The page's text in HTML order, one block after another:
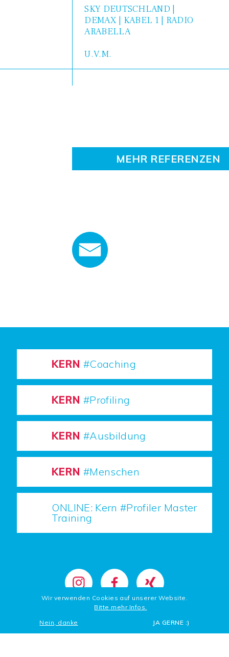
SKY DEUTSCHLAND |
DEMAX | KABEL 1 | RADIO
ARABELLA
U.V.M.
MEHR REFERENZEN
Footer
INSTAGRAM FACEBOOK PODCAST
KERN #Coaching
KERN #Profiling
KERN #Ausbildung
KERN #Menschen
ONLINE: Kern #Profiler Master
Training
Wir verwenden Cookies auf unserer Website.
Bitte mehr Infos.
Nein, danke
JA GERNE :)